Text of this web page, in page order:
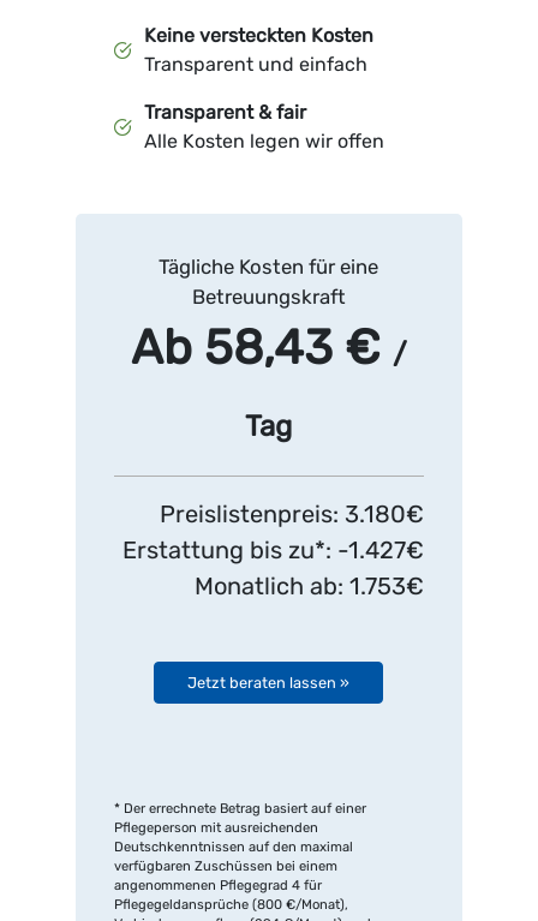
Keine versteckten Kosten
Transparent und einfach
Transparent & fair
Alle Kosten legen wir offen
Tägliche Kosten für eine
Betreuungskraft
Ab 58,43 € /
Tag
Preislistenpreis: 3.180€
Erstattung bis zu*: -1.427€
Monatlich ab: 1.753€
Jetzt beraten lassen »
* Der errechnete Betrag basiert auf einer
Pflegeperson mit ausreichenden
Deutschkenntnissen auf den maximal
verfügbaren Zuschüssen bei einem
angenommenen Pflegegrad 4 für
Pflegegeldansprüche (800 €/Monat),